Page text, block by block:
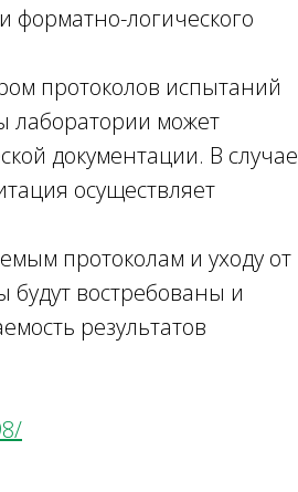
форматно-логического
протоколов испытаний
лаборатории может
документации. В случае
осуществляет
протоколам и уходу от
востребованы и
результатов